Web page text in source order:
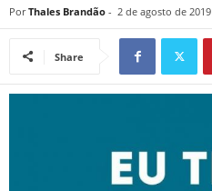
Por Thales Brandão - 2 de agosto de 2019
Share